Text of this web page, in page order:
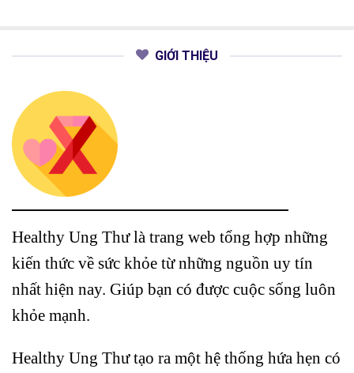
GIỚI THIỆU
Healthy Ung Thư là trang web tổng hợp những
kiến thức về sức khỏe từ những nguồn uy tín
nhất hiện nay. Giúp bạn có được cuộc sống luôn
khỏe mạnh.
Healthy Ung Thư tạo ra một hệ thống hứa hẹn có